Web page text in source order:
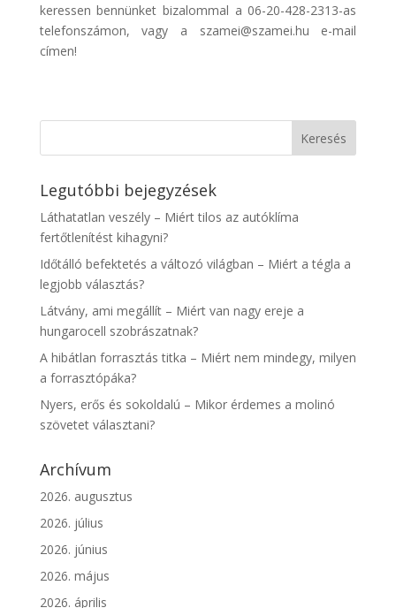
keressen bennünket bizalommal a 06-20-428-2313-as
telefonszámon, vagy a szamei@szamei.hu e-mail
címen!
Legutóbbi bejegyzések
Láthatatlan veszély – Miért tilos az autóklíma
fertőtlenítést kihagyni?
Időtálló befektetés a változó világban – Miért a tégla a
legjobb választás?
Látvány, ami megállít – Miért van nagy ereje a
hungarocell szobrászatnak?
A hibátlan forrasztás titka – Miért nem mindegy, milyen
a forrasztópáka?
Nyers, erős és sokoldalú – Mikor érdemes a molinó
szövetet választani?
Archívum
2026. augusztus
2026. július
2026. június
2026. május
2026. április